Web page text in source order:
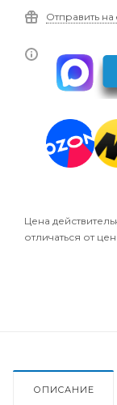
Отправить на
Цена
отличаться от
ОПИСАНИЕ